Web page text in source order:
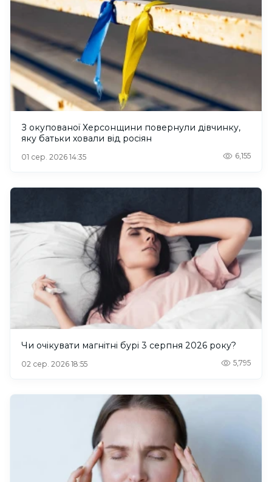
З окупованої Херсонщини повернули дівчинку,
яку батьки ховали від росіян
01 сер. 2026 14:35 6,155
Чи очікувати магнітні бурі 3 серпня 2026 року?
02 сер. 2026 18:55 5,795